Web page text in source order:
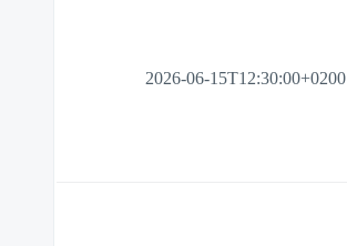
2026-06-15T12:30:00+0200